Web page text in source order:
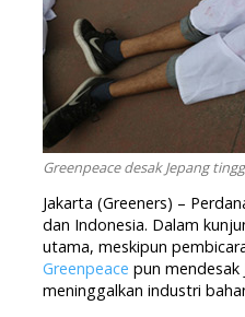
Greenpeace desak Jepang
Jakarta (Greeners) –
dan Indonesia. Dalam
utama, meskipun
Greenpeace pun mendesak
meninggalkan industri